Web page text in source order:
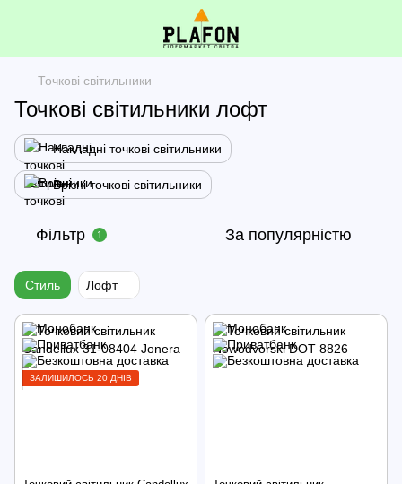
Точкові світильники
Точкові світильники лофт
Накладні точкові світильники
Врізні точкові світильники
Фільтр 1 За популярністю
Стиль Лофт
ЗАЛИШИЛОСЬ 20 ДНІВ